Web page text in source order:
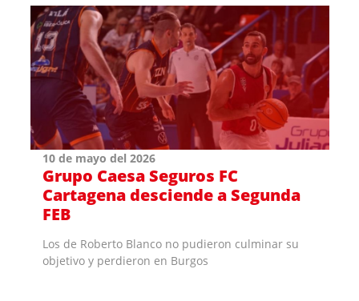
10 de mayo del 2026
Grupo Caesa Seguros FC
Cartagena desciende a Segunda
FEB
Los de Roberto Blanco no pudieron culminar su
objetivo y perdieron en Burgos